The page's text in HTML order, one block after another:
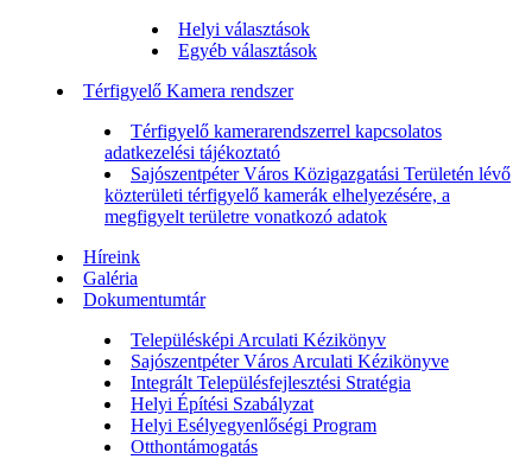
Helyi választások
Egyéb választások
Térfigyelő Kamera rendszer
Térfigyelő kamerarendszerrel kapcsolatos
adatkezelési tájékoztató
Sajószentpéter Város Közigazgatási Területén lévő
közterületi térfigyelő kamerák elhelyezésére, a
megfigyelt területre vonatkozó adatok
Híreink
Galéria
Dokumentumtár
Településképi Arculati Kézikönyv
Sajószentpéter Város Arculati Kézikönyve
Integrált Településfejlesztési Stratégia
Helyi Építési Szabályzat
Helyi Esélyegyenlőségi Program
Otthontámogatás